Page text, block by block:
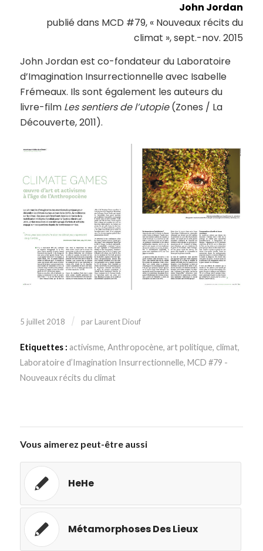
John Jordan
publié dans MCD #79, « Nouveaux récits du
climat », sept.-nov. 2015
John Jordan est co-fondateur du Laboratoire
d’Imagination Insurrectionnelle avec Isabelle
Frémeaux. Ils sont également les auteurs du
livre-film Les sentiers de l’utopie(Zones / La
Découverte, 2011).
5 juillet 2018 / par Laurent Diouf
Etiquettes : activisme, Anthropocène, art politique, climat,
Laboratoire d’Imagination Insurrectionnelle, MCD #79 -
Nouveaux récits du climat
Vous aimerez peut-être aussi
HeHe
Métamorphoses Des Lieux